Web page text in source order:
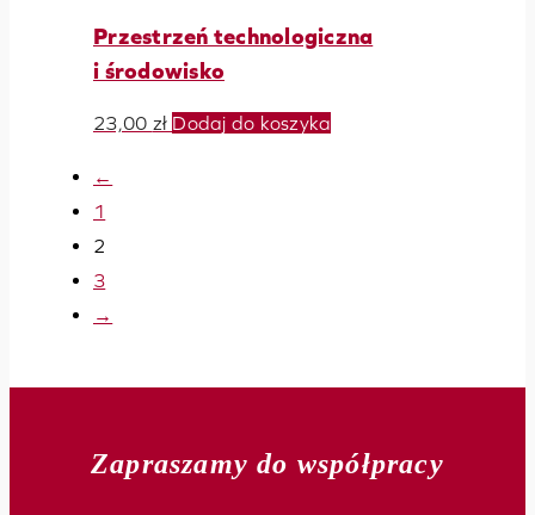
Przestrzeń technologiczna
i środowisko
23,00 zł Dodaj do koszyka
←
1
2
3
→
Zapraszamy do współpracy